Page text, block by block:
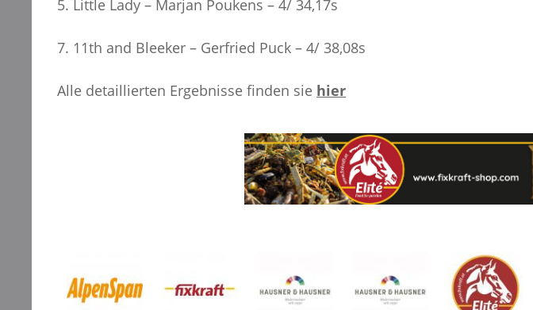
5. Little Lady – Marjan Poukens – 4/ 34,17s
7. 11th and Bleeker – Gerfried Puck – 4/ 38,08s
Alle detaillierten Ergebnisse finden sie hier